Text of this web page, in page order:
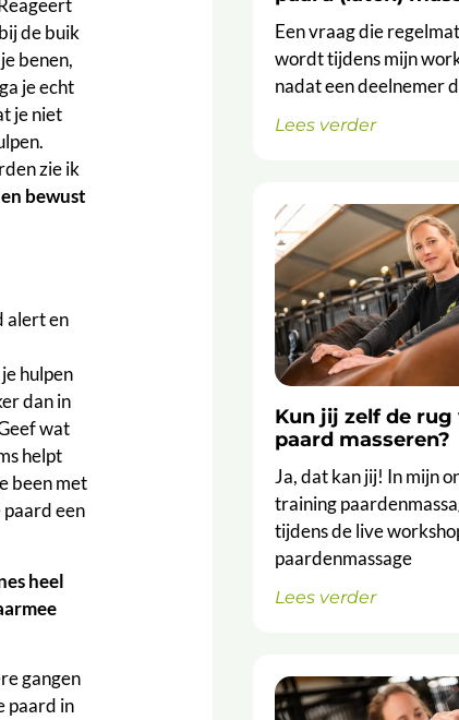
de buik
benen,
je echt
je niet
zie ik
bewust
alert en
hulpen
dan in
wat
helpt
been met
een
heel
gangen
paard in
Een vraag die
wordt tijdens mijn
nadat een deelnemer
Lees verder
Kun jij zelf de
paard masseren?
Ja, dat kan jij! In mijn
training
tijdens de live
paardenmassage
Lees verder